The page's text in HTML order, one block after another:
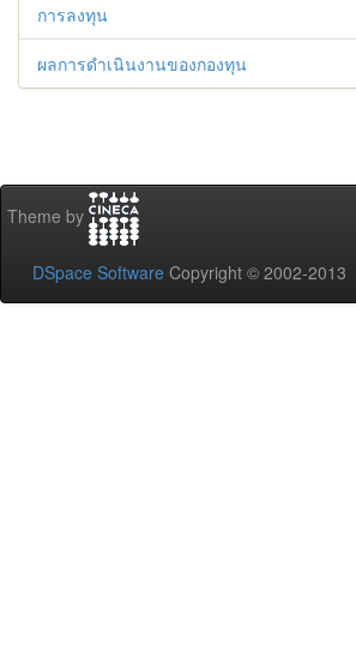
การลงทุน
ผลการดําเนินงานของกองทุน
Theme by
DSpace Software Copyright © 2002-2013